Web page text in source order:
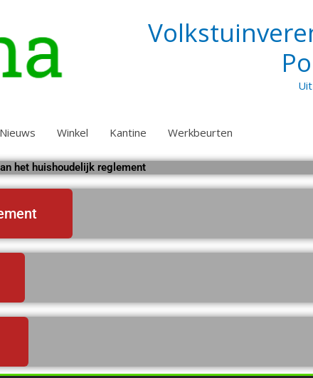
Nieuws Winkel Kantine Werkbeurten
het huishoudelijk reglement